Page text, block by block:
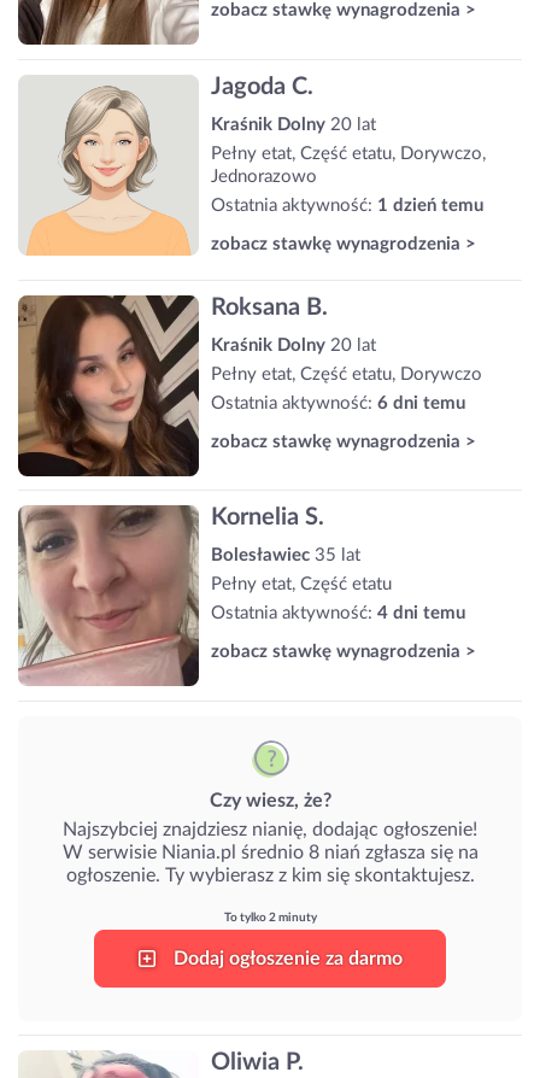
zobacz stawkę wynagrodzenia >
Jagoda C.
Kraśnik Dolny 20 lat
Pełny etat, Część etatu, Dorywczo,
Jednorazowo
Ostatnia aktywność: 1 dzień temu
zobacz stawkę wynagrodzenia >
Roksana B.
Kraśnik Dolny 20 lat
Pełny etat, Część etatu, Dorywczo
Ostatnia aktywność: 6 dni temu
zobacz stawkę wynagrodzenia >
Kornelia S.
Bolesławiec 35 lat
Pełny etat, Część etatu
Ostatnia aktywność: 4 dni temu
zobacz stawkę wynagrodzenia >
Czy wiesz, że?
Najszybciej znajdziesz nianię, dodając ogłoszenie!
W serwisie Niania.pl średnio 8 niań zgłasza się na
ogłoszenie. Ty wybierasz z kim się skontaktujesz.
To tylko 2 minuty
Dodaj ogłoszenie za darmo
Oliwia P.